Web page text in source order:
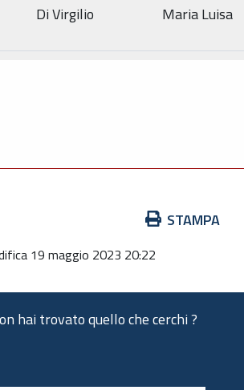
Di Virgilio Maria Luisa
STAMPA
19 maggio 2023 20:22
hai trovato quello che cerchi ?